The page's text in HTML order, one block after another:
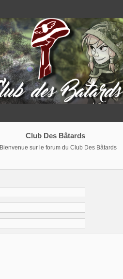
Club Des Bâtards
Bienvenue sur le forum du Club Des Bâtards